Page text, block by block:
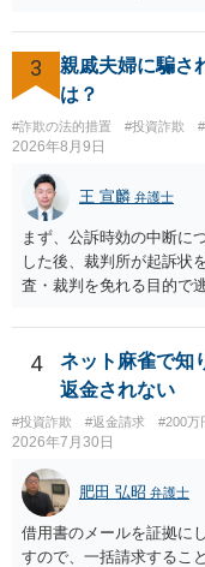
良いかと思います。
者宛に養育費を支払って
一部含まれています。
けではないという事情も
だとしても学費の請求が
えます。 以上整理したと
に伝えるのが良い対処法
3
親戚夫婦に騙さ
は？
#詐欺の法的措置 #投資詐欺
2026年8月9日
王 宣麟 弁護士
まず、公訴時効の中断に
した後、裁判所が起訴状
査・裁判を免れる目的で
この規定によって時効が
は、刑事事件化すると
られます。 他方で、相
事事件として、損害賠償
て返金を求める方法も考
否かにより結論が分かれま
4
ネット麻雀で知
返金されない
#投資詐欺 #返金請求 #200万
2026年7月30日
肥田 弘昭 弁護士
借用書のメールを証拠に
すので、一括請求するこ